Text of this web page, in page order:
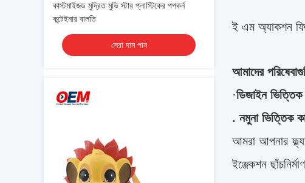
কাস্টমাইজড মুদ্রিত মুভি স্টার প্লাস্টিকের পপকর্ন
কন্টেইনার বালতি
সেরা দাম পান
ই এম অ্যাকশন
আমাদের
·ডিজাইন ভিত্তিক
. নমুনা ভিত্তিক
আমরা আপনার
ইঞ্জেকশন